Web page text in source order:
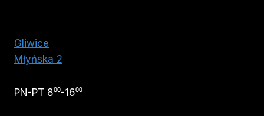
Gliwice
Młyńska 2
PN-PT 8⁰⁰-16⁰⁰